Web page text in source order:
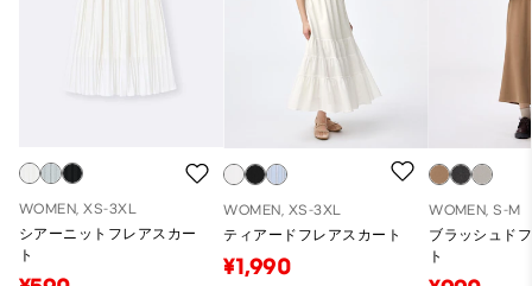
WOMEN, XS-3XL
シアーニットフレアスカー
ト
WOMEN, XS-3XL
ティアードフレアスカート
¥1,990
WOMEN, S-M
ブラッシュド
ト